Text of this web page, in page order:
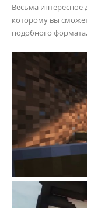
Весьма интересное
которому вы
подобного